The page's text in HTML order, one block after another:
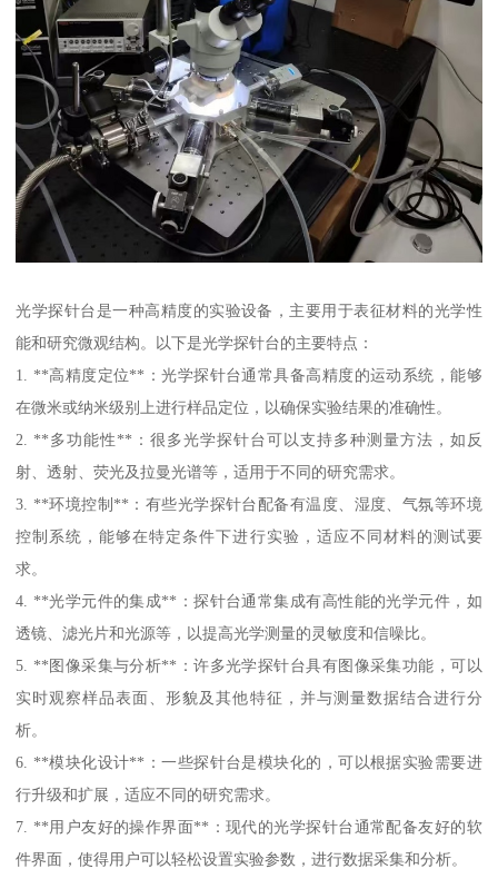
光学探针台是一种高精度的实验设备，主要用于表征材料的光学性
能和研究微观结构。以下是光学探针台的主要特点：
1. **高精度定位**：光学探针台通常具备高精度的运动系统，能够
在微米或纳米级别上进行样品定位，以确保实验结果的准确性。
2. **多功能性**：很多光学探针台可以支持多种测量方法，如反
射、透射、荧光及拉曼光谱等，适用于不同的研究需求。
3. **环境控制**：有些光学探针台配备有温度、湿度、气氛等环境
控制系统，能够在特定条件下进行实验，适应不同材料的测试要
求。
4. **光学元件的集成**：探针台通常集成有高性能的光学元件，如
透镜、滤光片和光源等，以提高光学测量的灵敏度和信噪比。
5. **图像采集与分析**：许多光学探针台具有图像采集功能，可以
实时观察样品表面、形貌及其他特征，并与测量数据结合进行分
析。
6. **模块化设计**：一些探针台是模块化的，可以根据实验需要进
行升级和扩展，适应不同的研究需求。
7. **用户友好的操作界面**：现代的光学探针台通常配备友好的软
件界面，使得用户可以轻松设置实验参数，进行数据采集和分析。